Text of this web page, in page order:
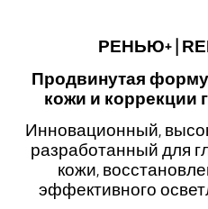
РЕНЬЮ+ |
Продвинутая
кожи и коррекции
Инновационный,
разработанный для
кожи,
эффективного